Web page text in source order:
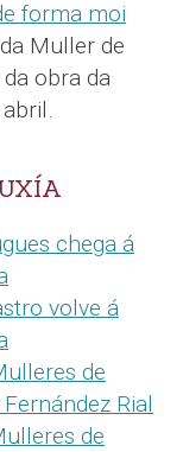
forma moi
Muller de
obra da
chega á
volve á
de
Rial
de